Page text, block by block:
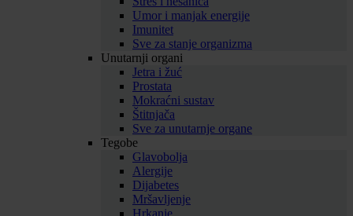
Umor i manjak energije
Imunitet
Sve za stanje organizma
Unutarnji organi
Jetra i žuć
Prostata
Mokraćni sustav
Štitnjača
Sve za unutarnje organe
Tegobe
Glavobolja
Alergije
Dijabetes
Mršavljenje
Hrkanje